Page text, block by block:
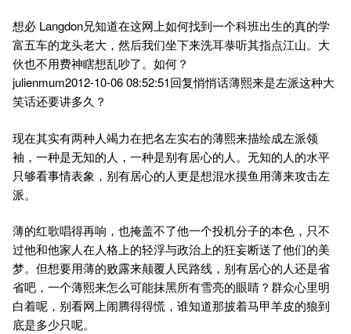
想必 Langdon兄知道在这网上如何找到一个科班出生的真的学
富五车的龙头老大，然后我们坐下来洗耳㳟听其指点江山。大
伙也不用费神瞎想乱吵了。如何？
julienmum2012-10-06 08:52:51回复悄悄话薄熙来是左派这种大
笑话还要讲多久？
现在其实有两种人竭力在把名左实右的薄熙来描绘成左派领
袖，一种是无知的人，一种是别有居心的人。无知的人的水平
只够看事情表象，别有居心的人更是想混水摸鱼用薄来攻击左
派。
薄的红歌唱得再响，也掩盖不了他一个投机分子的本色，只不
过他和他家人在人格上的轻浮与政治上的狂妄断送了他们的美
梦。但想要用薄的败露来颠覆人民路线，别有居心的人还是省
省吧，一个薄熙来怎么可能抹黑所有雪亮的眼睛？群众心里明
白着呢，别看网上闹腾得得慌，谁知道那披着马甲羊皮的狼到
底是多少只呢。